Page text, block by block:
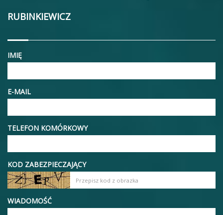
RUBINKIEWICZ
IMIĘ
E-MAIL
TELEFON KOMÓRKOWY
KOD ZABEZPIECZAJĄCY
WIADOMOŚĆ